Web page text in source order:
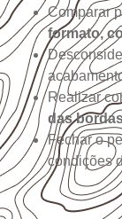
Comparar
formato,
Realizar
das
Fechar o
condições